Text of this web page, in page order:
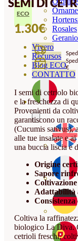
Rosales
Vivero
Recursos
Blog ECO
CONTATTO
ECO
1.30€
€
I semi di cetriolo
e la freschezza di
Provenienti da
garantiscono un
(Cucumis sativus),
alle tue insalate e
una buccia liscia e
Origine
Sapore
Coltivazione
Adattabilità
Consistenza
Coltiva la
biologico La Diva.
cetrioli freschi,